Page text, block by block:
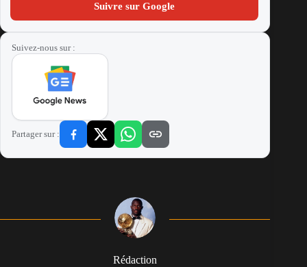
Suivre sur Google
Suivez-nous sur :
Partager sur :
Rédaction